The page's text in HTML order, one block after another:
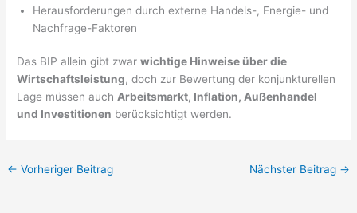
Herausforderungen durch externe Handels-, Energie- und
Nachfrage-Faktoren
Das BIP allein gibt zwarwichtige Hinweise über die
Wirtschaftsleistung, doch zur Bewertung der konjunkturellen
Lage müssen auchArbeitsmarkt, Inflation, Außenhandel
und Investitionen berücksichtigt werden.
← Vorheriger Beitrag Nächster Beitrag →